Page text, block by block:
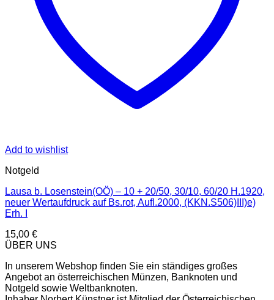
Add to wishlist
Notgeld
Lausa b. Losenstein(OÖ) – 10 + 20/50, 30/10, 60/20 H.1920,
neuer Wertaufdruck auf Bs.rot, Aufl.2000, (KKN.S506)III)e)
Erh. I
15,00 €
ÜBER UNS
In unserem Webshop finden Sie ein ständiges großes
Angebot an österreichischen Münzen, Banknoten und
Notgeld sowie Weltbanknoten.